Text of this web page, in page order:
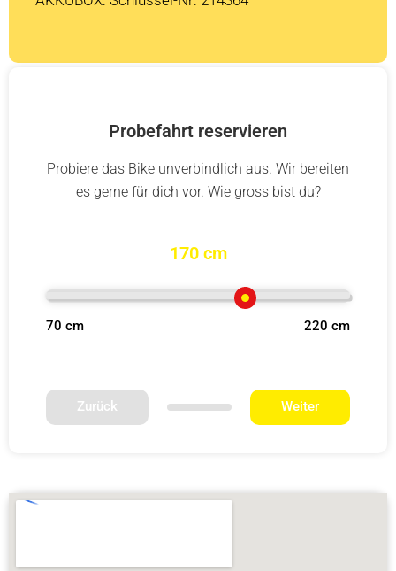
Probefahrt reservieren
Probiere das Bike unverbindlich aus. Wir bereiten
es gerne für dich vor. Wie gross bist du?
170 cm
70 cm 220 cm
Zurück Weiter